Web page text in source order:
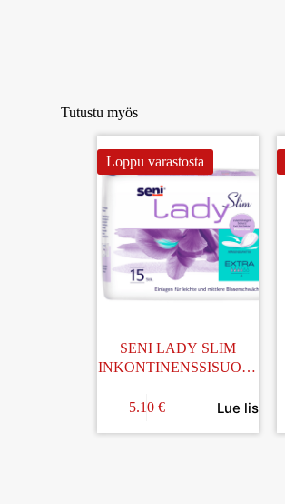
Tutustu myös
Loppu varastosta
SENI LADY SLIM
INKONTINENSSISUOJA
5.10 € Lue lisää